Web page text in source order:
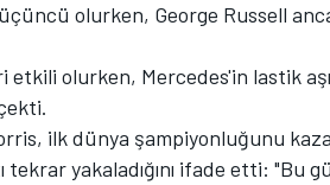
üçüncü olurken, George Russell
olurken, Mercedes'in lastik
ilk dünya şampiyonluğunu
yakaladığını ifade etti: "Bu